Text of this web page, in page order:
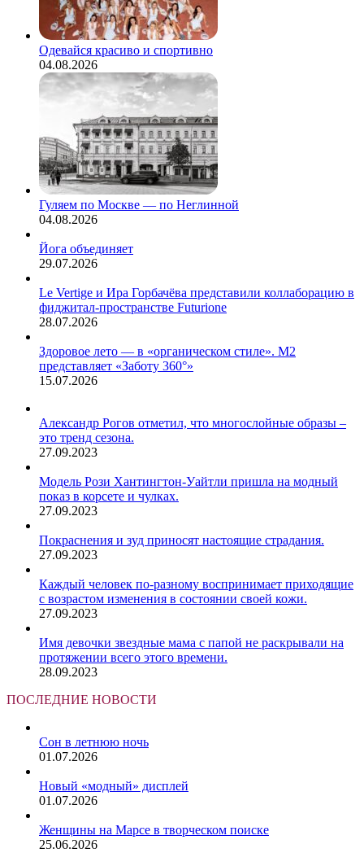
Одевайся красиво и спортивно
04.08.2026
Гуляем по Москве — по Неглинной
04.08.2026
Йога объединяет
29.07.2026
Le Vertige и Ира Горбачёва представили коллаборацию в
фиджитал-пространстве Futurione
28.07.2026
Здоровое лето — в «органическом стиле». М2
представляет «Заботу 360°»
15.07.2026
Александр Рогов отметил, что многослойные образы –
это тренд сезона.
27.09.2023
Модель Рози Хантингтон-Уайтли пришла на модный
показ в корсете и чулках.
27.09.2023
Покраснения и зуд приносят настоящие страдания.
27.09.2023
Каждый человек по-разному воспринимает приходящие
с возрастом изменения в состоянии своей кожи.
27.09.2023
Имя девочки звездные мама с папой не раскрывали на
протяжении всего этого времени.
28.09.2023
ПОСЛЕДНИЕ НОВОСТИ
Сон в летнюю ночь
01.07.2026
Новый «модный» дисплей
01.07.2026
Женщины на Марсе в творческом поиске
25.06.2026